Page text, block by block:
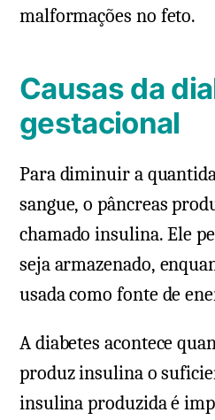
malformações no feto.
Causas da
gestacional
Para diminuir a
sangue, o pâncreas
chamado insulina. Ele
seja armazenado,
usada como fonte de
A diabetes acontece
produz insulina o
insulina produzida é